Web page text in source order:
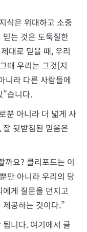
식은 위대하고 소중
는 것은 도둑질한
대로 믿을 때, 우리
때 우리는 그것[지
니라 다른 사람들에
”습니다.
뿐 아니라 더 넓게 사
뒷받침된 믿음은
까요? 클리포드는 이
만 아니라 우리의 당
게 질문을 던지고
공하는 것이다.”
니다. 여기에서 클